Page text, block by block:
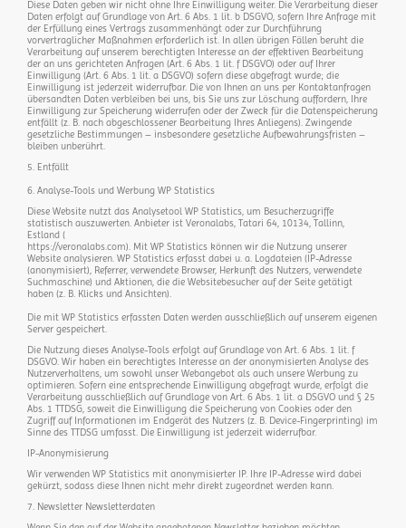
Diese Daten geben wir nicht ohne Ihre Einwilligung weiter. Die Verarbeitung dieser
Daten erfolgt auf Grundlage von Art. 6 Abs. 1 lit. b DSGVO, sofern Ihre Anfrage mit
der Erfüllung eines Vertrags zusammenhängt oder zur Durchführung
vorvertraglicher Maßnahmen erforderlich ist. In allen übrigen Fällen beruht die
Verarbeitung auf unserem berechtigten Interesse an der effektiven Bearbeitung
der an uns gerichteten Anfragen (Art. 6 Abs. 1 lit. f DSGVO) oder auf Ihrer
Einwilligung (Art. 6 Abs. 1 lit. a DSGVO) sofern diese abgefragt wurde; die
Einwilligung ist jederzeit widerrufbar. Die von Ihnen an uns per Kontaktanfragen
übersandten Daten verbleiben bei uns, bis Sie uns zur Löschung auffordern, Ihre
Einwilligung zur Speicherung widerrufen oder der Zweck für die Datenspeicherung
entfällt (z. B. nach abgeschlossener Bearbeitung Ihres Anliegens). Zwingende
gesetzliche Bestimmungen – insbesondere gesetzliche Aufbewahrungsfristen –
bleiben unberührt.
5. Entfällt
6. Analyse-Tools und Werbung WP Statistics
Diese Website nutzt das Analysetool WP Statistics, um Besucherzugriffe
statistisch auszuwerten. Anbieter ist Veronalabs, Tatari 64, 10134, Tallinn,
Estland (
https://veronalabs.com). Mit WP Statistics können wir die Nutzung unserer
Website analysieren. WP Statistics erfasst dabei u. a. Logdateien (IP-Adresse
(anonymisiert), Referrer, verwendete Browser, Herkunft des Nutzers, verwendete
Suchmaschine) und Aktionen, die die Websitebesucher auf der Seite getätigt
haben (z. B. Klicks und Ansichten).
Die mit WP Statistics erfassten Daten werden ausschließlich auf unserem eigenen
Server gespeichert.
Die Nutzung dieses Analyse-Tools erfolgt auf Grundlage von Art. 6 Abs. 1 lit. f
DSGVO. Wir haben ein berechtigtes Interesse an der anonymisierten Analyse des
Nutzerverhaltens, um sowohl unser Webangebot als auch unsere Werbung zu
optimieren. Sofern eine entsprechende Einwilligung abgefragt wurde, erfolgt die
Verarbeitung ausschließlich auf Grundlage von Art. 6 Abs. 1 lit. a DSGVO und § 25
Abs. 1 TTDSG, soweit die Einwilligung die Speicherung von Cookies oder den
Zugriff auf Informationen im Endgerät des Nutzers (z. B. Device-Fingerprinting) im
Sinne des TTDSG umfasst. Die Einwilligung ist jederzeit widerrufbar.
IP-Anonymisierung
Wir verwenden WP Statistics mit anonymisierter IP. Ihre IP-Adresse wird dabei
gekürzt, sodass diese Ihnen nicht mehr direkt zugeordnet werden kann.
7. Newsletter Newsletterdaten